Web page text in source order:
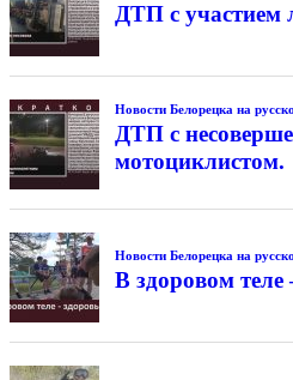
ДТП с участием
Новости Белорецка на
ДТП с
мотоциклистом.
Новости Белорецка на
В здоровом